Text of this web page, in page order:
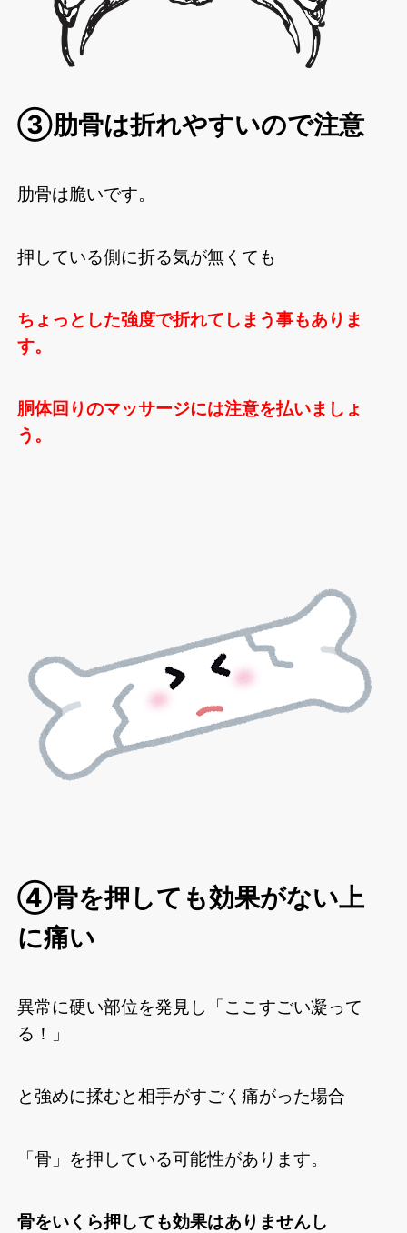
③肋骨は折れやすいので注意
肋骨は脆いです。
押している側に折る気が無くても
ちょっとした強度で折れてしまう事もありま
す。
胴体回りのマッサージには注意を払いましょ
う。
④骨を押しても効果がない上
に痛い
異常に硬い部位を発見し「ここすごい凝って
る！」
と強めに揉むと相手がすごく痛がった場合
「骨」を押している可能性があります。
骨をいくら押しても効果はありませんし